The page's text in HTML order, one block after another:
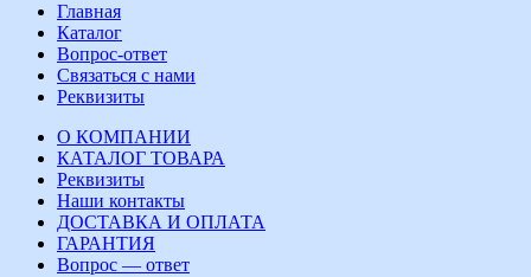
Главная
Каталог
Вопрос-ответ
Связаться с нами
Реквизиты
О КОМПАНИИ
КАТАЛОГ ТОВАРА
Реквизиты
Наши контакты
ДОСТАВКА И ОПЛАТА
ГАРАНТИЯ
Вопрос — ответ